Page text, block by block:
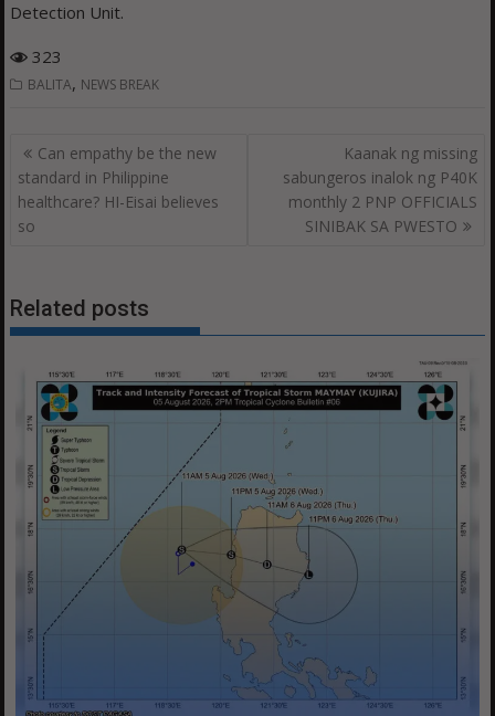
Detection Unit.
323
BALITA, NEWS BREAK
Post
navigation
Can empathy be the new
standard in Philippine
healthcare? HI-Eisai believes
so
Kaanak ng missing
sabungeros inalok ng P40K
monthly 2 PNP OFFICIALS
SINIBAK SA PWESTO
Related posts